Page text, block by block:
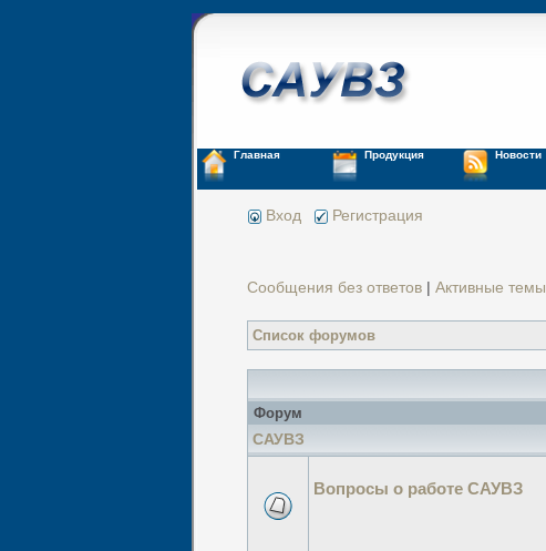
Главная Продукция Новости
Вход Регистрация
Сообщения без ответов |Активные темы
Список форумов
Форум
САУВЗ
Вопросы о работе САУВЗ